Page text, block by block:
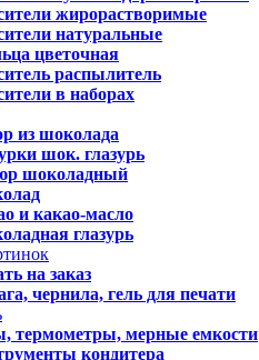
жирорастворимые
натуральные
цветочная
распылитель
в наборах
из шоколада
шок. глазурь
шоколадный
и какао-масло
глазурь
на заказ
чернила, гель для печати
термометры, мерные емкости
кондитера